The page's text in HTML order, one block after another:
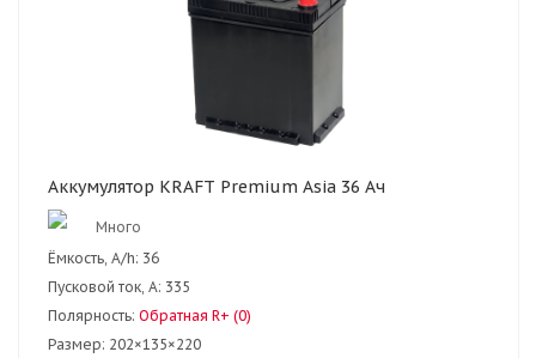
Аккумулятор KRAFT Premium Asia 36 Ач
Много
Ёмкость, A/h: 36
Пусковой ток, А: 335
Полярность: Обратная R+ (0)
Размер: 202×135×220